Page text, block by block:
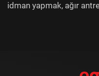
idman yapmak, ağır